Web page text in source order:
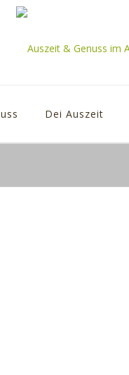
Dei Auszeit